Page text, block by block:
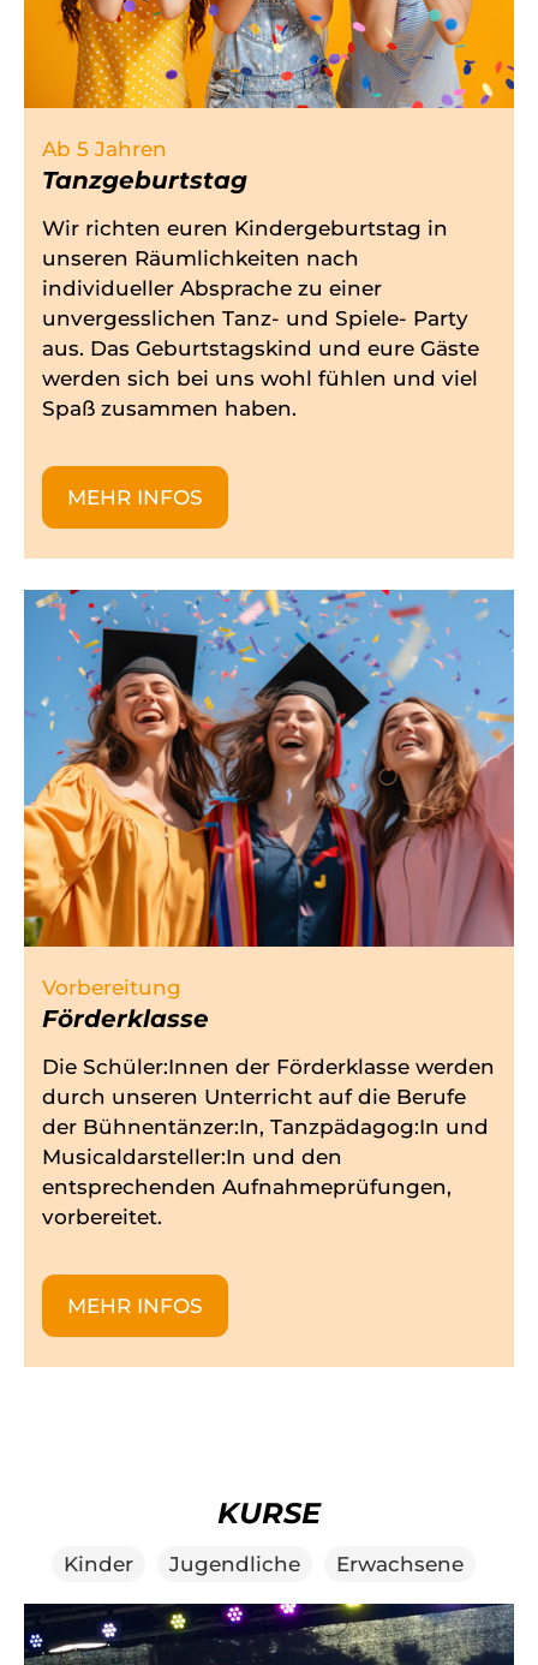
Ab 5 Jahren
Tanzgeburtstag
Wir richten euren Kindergeburtstag in
unseren Räumlichkeiten nach
individueller Absprache zu einer
unvergesslichen Tanz- und Spiele- Party
aus. Das Geburtstagskind und eure Gäste
werden sich bei uns wohl fühlen und viel
Spaß zusammen haben.
MEHR INFOS
Vorbereitung
Förderklasse
Die Schüler:Innen der Förderklasse werden
durch unseren Unterricht auf die Berufe
der Bühnentänzer:In, Tanzpädagog:In und
Musicaldarsteller:In und den
entsprechenden Aufnahmeprüfungen,
vorbereitet.
MEHR INFOS
KURSE
Kinder Jugendliche Erwachsene